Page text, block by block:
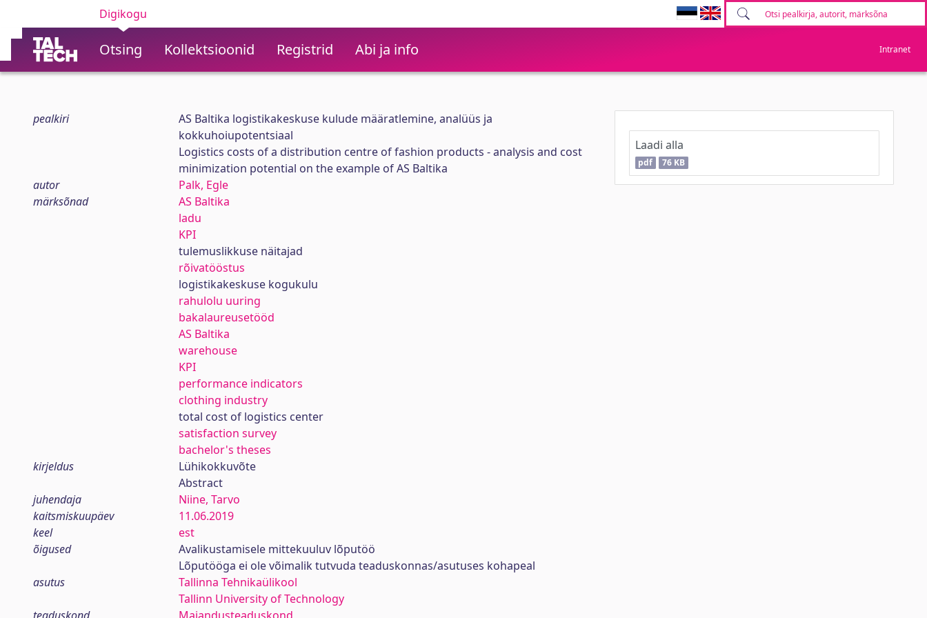
Digikogu
Otsing Kollektsioonid Registrid Abi ja info Intranet
pealkiri
AS Baltika logistikakeskuse kulude määratlemine, analüüs ja
kokkuhoiupotentsiaal
Logistics costs of a distribution centre of fashion products - analysis and cost
minimization potential on the example of AS Baltika
autor
Palk, Egle
märksõnad
AS Baltika
ladu
KPI
tulemuslikkuse näitajad
rõivatööstus
logistikakeskuse kogukulu
rahulolu uuring
bakalaureusetööd
AS Baltika
warehouse
KPI
performance indicators
clothing industry
total cost of logistics center
satisfaction survey
bachelor's theses
kirjeldus
Lühikokkuvõte
Abstract
juhendaja
Niine, Tarvo
kaitsmiskuupäev
11.06.2019
keel
est
õigused
Avalikustamisele mittekuuluv lõputöö
Lõputööga ei ole võimalik tutvuda teaduskonnas/asutuses kohapeal
asutus
Tallinna Tehnikaülikool
Tallinn University of Technology
Laadi alla
pdf 76 KB